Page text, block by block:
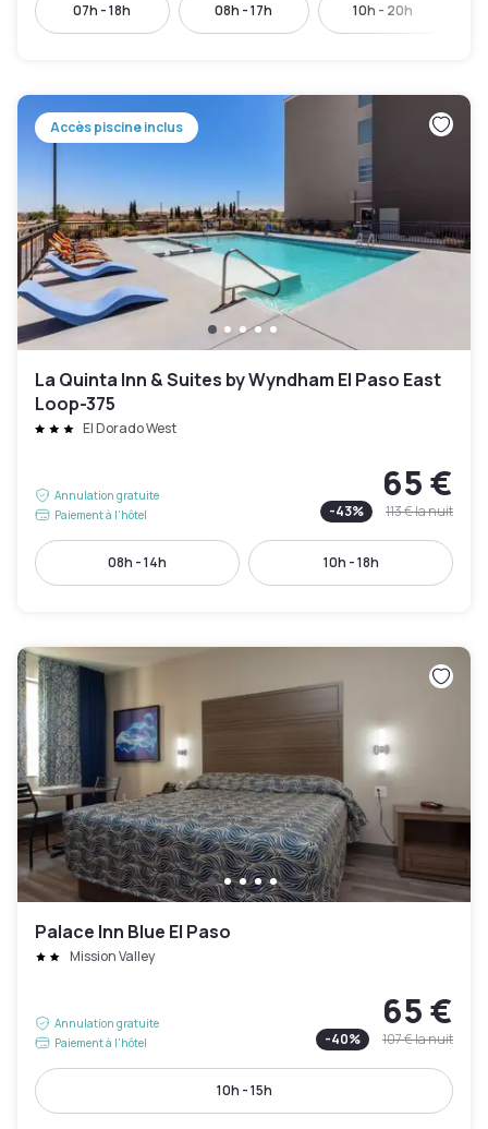
07h - 18h 08h - 17h 10h - 20h
Accès piscine inclus
La Quinta Inn & Suites by Wyndham El Paso East
Loop-375
El Dorado West
Annulation gratuite
Paiement à l'hôtel
65 €
-43% 113 €la nuit
08h - 14h 10h - 18h
Palace Inn Blue El Paso
Mission Valley
Annulation gratuite
Paiement à l'hôtel
65 €
-40% 107 €la nuit
10h - 15h